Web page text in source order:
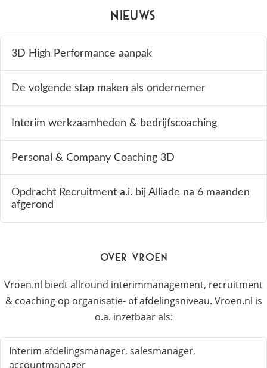
Nieuws
3D High Performance aanpak
De volgende stap maken als ondernemer
Interim werkzaamheden & bedrijfscoaching
Personal & Company Coaching 3D
Opdracht Recruitment a.i. bij Alliade na 6 maanden
afgerond
Over Vroen
Vroen.nl biedt allround interimmanagement, recruitment
& coaching op organisatie- of afdelingsniveau. Vroen.nl is
o.a. inzetbaar als:
Interim afdelingsmanager, salesmanager,
accountmanager